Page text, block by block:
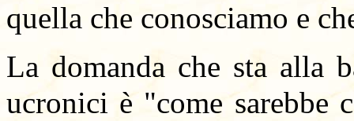
quella che conosciamo e
La domanda che sta alla
ucronici è "come